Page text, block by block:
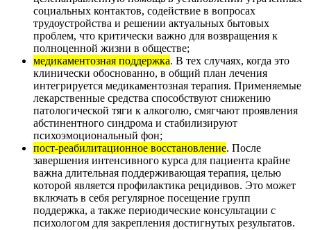
социальных контактов, содействие в вопросах
трудоустройства и решении актуальных бытовых
проблем, что критически важно для возвращения к
полноценной жизни в обществе;
медикаментозная поддержка. В тех случаях, когда это
клинически обоснованно, в общий план лечения
интегрируется медикаментозная терапия. Применяемые
лекарственные средства способствуют снижению
патологической тяги к алкоголю, смягчают проявления
абстинентного синдрома и стабилизируют
психоэмоциональный фон;
пост-реабилитационное восстановление. После
завершения интенсивного курса для пациента крайне
важна длительная поддерживающая терапия, целью
которой является профилактика рецидивов. Это может
включать в себя регулярное посещение групп
поддержка, а также периодические консультации с
психологом для закрепления достигнутых результатов.